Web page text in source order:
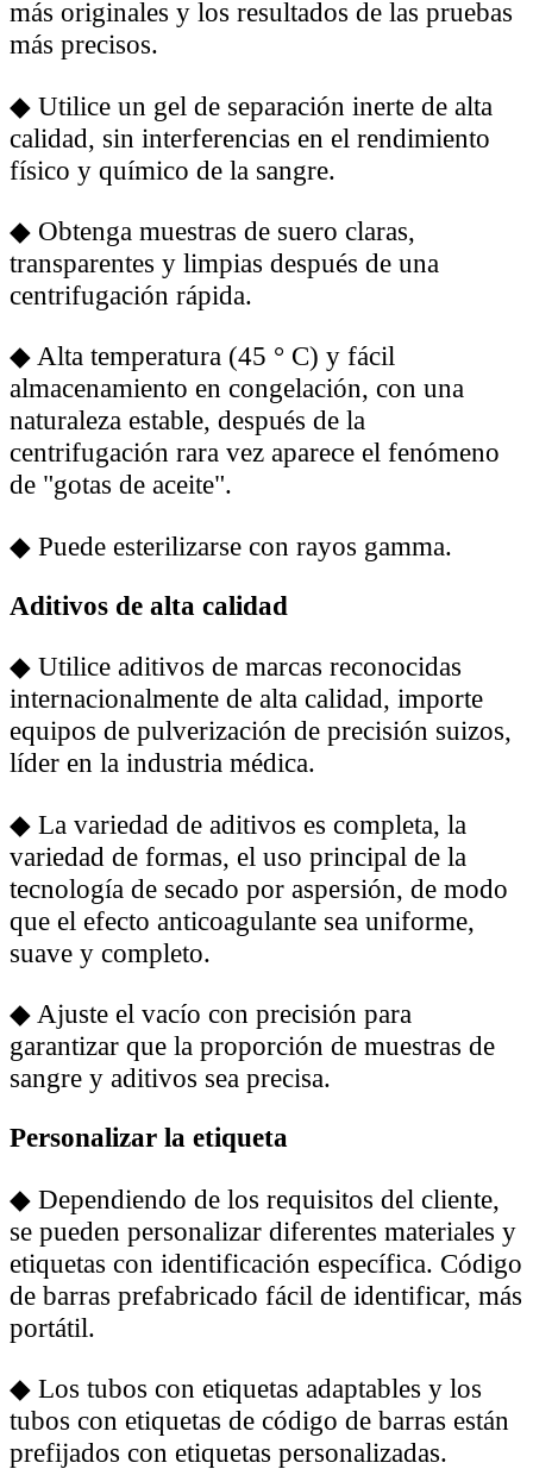
más originales y los resultados de las pruebas
más precisos.
◆ Utilice un gel de separación inerte de alta
calidad, sin interferencias en el rendimiento
físico y químico de la sangre.
◆ Obtenga muestras de suero claras,
transparentes y limpias después de una
centrifugación rápida.
◆Alta temperatura (45 ° C) y fácil
almacenamiento en congelación, con una
naturaleza estable, después de la
centrifugación rara vez aparece el fenómeno
de "gotas de aceite".
◆ Puede esterilizarse con rayos gamma.
Aditivos de alta calidad
◆ Utilice aditivos de marcas reconocidas
internacionalmente de alta calidad, importe
equipos de pulverización de precisión suizos,
líder en la industria médica.
◆ La variedad de aditivos es completa, la
variedad de formas, el uso principal de la
tecnología de secado por aspersión, de modo
que el efecto anticoagulante sea uniforme,
suave y completo.
◆ Ajuste el vacío con precisión para
garantizar que la proporción de muestras de
sangre y aditivos sea precisa.
Personalizar la etiqueta
◆ Dependiendo de los requisitos del cliente,
se pueden personalizar diferentes materiales y
etiquetas con identificación específica. Código
de barras prefabricado fácil de identificar, más
portátil.
◆ Los tubos con etiquetas adaptables y los
tubos con etiquetas de código de barras están
prefijados con etiquetas personalizadas.